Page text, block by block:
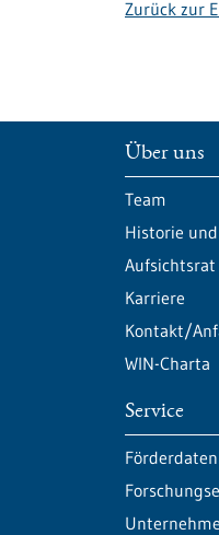
Zurück zur
Über uns
Team
Historie
Aufsichtsrat
Karriere
Kontakt/
WIN-Charta
Service